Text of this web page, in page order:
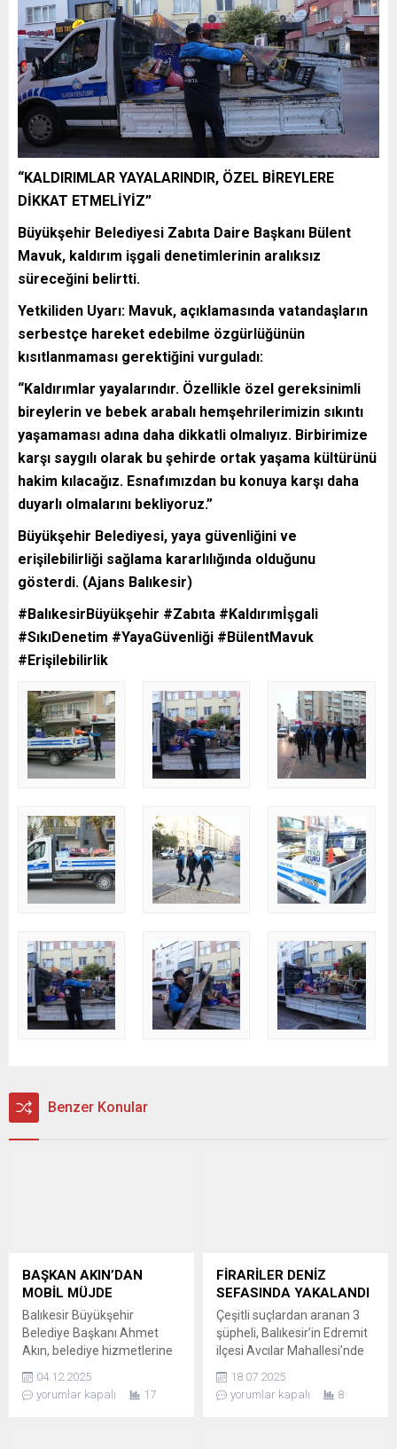
“KALDIRIMLAR YAYALARINDIR, ÖZEL BİREYLERE
DİKKAT ETMELİYİZ”
Büyükşehir Belediyesi Zabıta Daire Başkanı Bülent
Mavuk, kaldırım işgali denetimlerinin aralıksız
süreceğini belirtti.
Yetkiliden Uyarı: Mavuk, açıklamasında vatandaşların
serbestçe hareket edebilme özgürlüğünün
kısıtlanmaması gerektiğini vurguladı:
“Kaldırımlar yayalarındır. Özellikle özel gereksinimli
bireylerin ve bebek arabalı hemşehrilerimizin sıkıntı
yaşamaması adına daha dikkatli olmalıyız. Birbirimize
karşı saygılı olarak bu şehirde ortak yaşama kültürünü
hakim kılacağız. Esnafımızdan bu konuya karşı daha
duyarlı olmalarını bekliyoruz.”
Büyükşehir Belediyesi, yaya güvenliğini ve
erişilebilirliği sağlama kararlılığında olduğunu
gösterdi. (Ajans Balıkesir)
#BalıkesirBüyükşehir #Zabıta #Kaldırımİşgali
#SıkıDenetim #YayaGüvenliği #BülentMavuk
#Erişilebilirlik
Benzer Konular
BAŞKAN AKIN’DAN
MOBİL MÜJDE
Balıkesir Büyükşehir
Belediye Başkanı Ahmet
Akın, belediye hizmetlerine
erişimi kolaylaştırmak
amacıyla “Balıkesir
Yakınında” mobil
04.12.2025
yorumlar kapalı
17
FİRARİLER DENİZ
SEFASINDA YAKALANDI
Çeşitli suçlardan aranan 3
şüpheli, Balıkesir’in Edremit
ilçesi Avcılar Mahallesi’nde
denizde eğlenirken
jandarma tarafından
yakalanarak tutuklandı.
18.07.2025
yorumlar kapalı
8